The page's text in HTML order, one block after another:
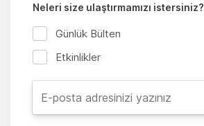
Neleri size ulaştırmamızı istersiniz?
Günlük Bülten
Etkinlikler